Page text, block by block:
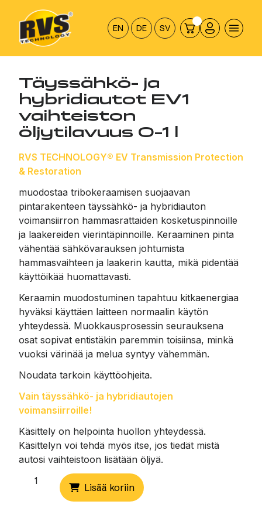
sisältöön
EN DE SV
Täyssähkö- ja
hybridiautot EV1
vaihteiston
öljytilavuus 0–1 l
RVS TECHNOLOGY® EV Transmission Protection
& Restoration
muodostaa tribokeraamisen suojaavan
pintarakenteen täyssähkö- ja hybridiauton
voimansiirron hammasrattaiden kosketuspinnoille
ja laakereiden vierintäpinnoille. Keraaminen pinta
vähentää sähkövarauksen johtumista
hammasvaihteen ja laakerin kautta, mikä pidentää
käyttöikää huomattavasti.
Keraamin muodostuminen tapahtuu kitkaenergiaa
hyväksi käyttäen laitteen normaalin käytön
yhteydessä. Muokkausprosessin seurauksena
osat sopivat entistäkin paremmin toisiinsa, minkä
vuoksi värinää ja melua syntyy vähemmän.
Noudata tarkoin käyttöohjeita.
Vain täyssähkö- ja hybridiautojen
voimansiirroille!
Käsittely on helpointa huollon yhteydessä.
Käsittelyn voi tehdä myös itse, jos tiedät mistä
autosi vaihteistoon lisätään öljyä.
Täyssähkö-
Lisää koriin